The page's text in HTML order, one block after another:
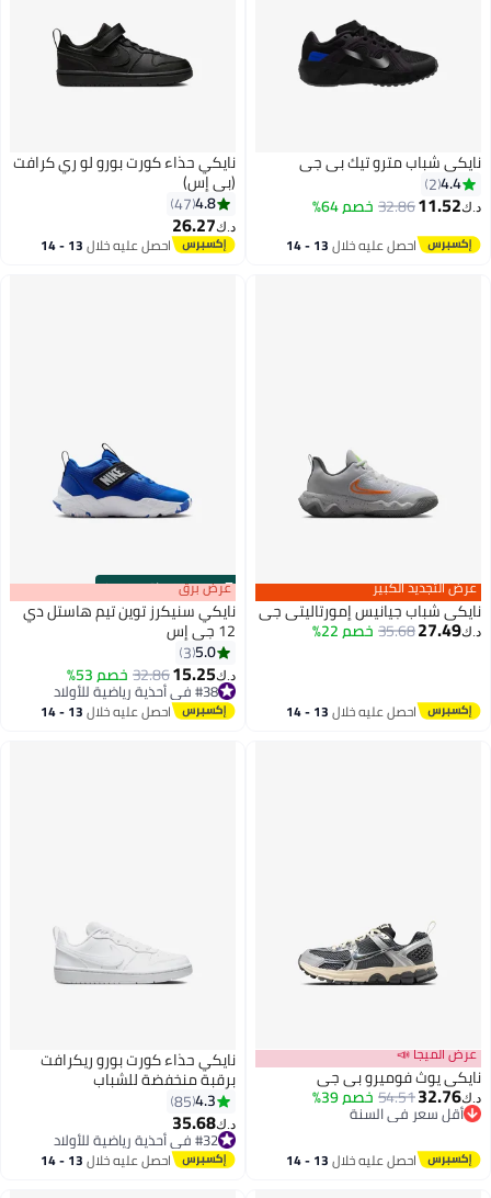
نايكي شباب مترو تيك بي جي
4.4
2
د.ك‏11.52
32.86خصم 64%
احصل عليه خلال 13 - 14
9
نايكي حذاء كورت بورو لو ري كرافت
(بي إس)
4.8
47
د.ك‏26.27
احصل عليه خلال 13 - 14
عرض التجديد الكبير
نايكي شباب جيانيس إمورتاليتي جي
د.ك‏27.49
35.68خصم 22%
احصل عليه خلال 13 - 14
00m:00s
·باقي 100% عرض برق
نايكي سنيكرز توين تيم هاستل دي
12 جي إس
5.0
3
د.ك‏15.25
32.86خصم 53%
#38 في أحذية رياضية للأولاد
#38 في أحذية رياضية للأولاد احصل عليه خلال 13 - 14
عرض الميجا 📣
نايكي يوث فوميرو بي جي
د.ك‏32.76
54.51خصم 39%
أقل سعر في السنة
أقل سعر في السنة
احصل عليه خلال 13 - 14
اغسطس
9
نايكي حذاء كورت بورو ريكرافت
برقبة منخفضة للشباب
4.3
85
د.ك‏35.68
#32 في أحذية رياضية للأولاد
#32 في أحذية رياضية للأولاد احصل عليه خلال 13 - 14
اغسطس